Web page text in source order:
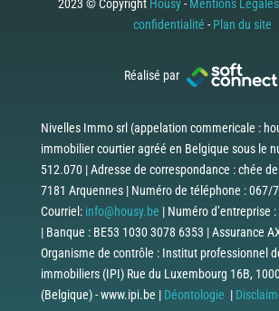
2023 © Copyright Housy-Mentions Légales
confidentialité -Plan du site
Réalisé par
Nivelles Immo srl (appelation commericale :
immobilier courtier agréé en Belgique sous le
512.070 | Adresse de correspondance : chée
7181 Arquennes | Numéro de téléphone : 067/
Courriel: info@housy.be | Numéro d’entreprise
| Banque : BE53 1030 3078 6353 | Assurance
Organisme de contrôle : Institut professionnel
immobiliers (IPI) Rue du Luxembourg 16B,
(Belgique) - www.ipi.be | Déontologie |